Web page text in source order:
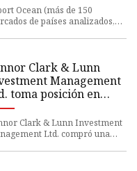
y pronóstico
2023
Ocean (más de 150
de países analizados,
Clark & ​​Lunn
Management
toma posición en
Ruger & Company,
(NYSE:RGR)
Clark & ​​Lunn Investment
Ltd. compró una